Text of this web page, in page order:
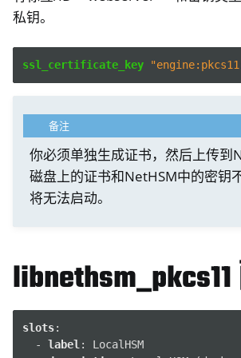
私钥。
ssl_certificate_key
备注
你必须单独生成证书，然后上传到
磁盘上的证书和NetHSM中的密钥
将无法启动。
slots:
-
label :
LocalHSM